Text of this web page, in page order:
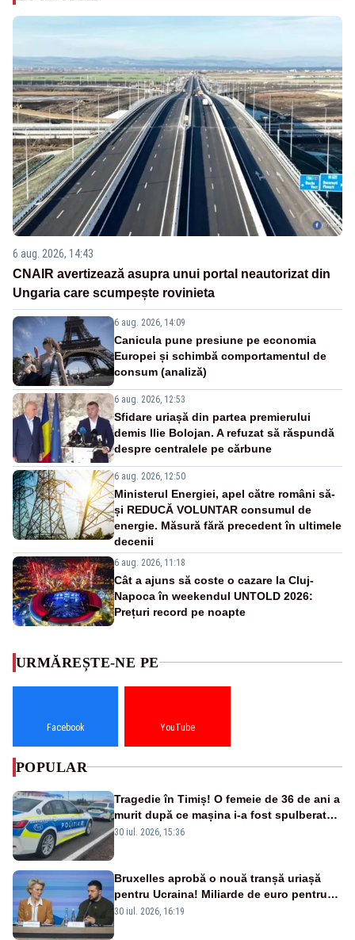
6 aug. 2026, 14:43
CNAIR avertizează asupra unui portal neautorizat din
Ungaria care scumpește rovinieta
6 aug. 2026, 14:09
Canicula pune presiune pe economia
Europei și schimbă comportamentul de
consum (analiză)
6 aug. 2026, 12:53
Sfidare uriașă din partea premierului
demis Ilie Bolojan. A refuzat să răspundă
despre centralele pe cărbune
6 aug. 2026, 12:50
Ministerul Energiei, apel către români să-
și REDUCĂ VOLUNTAR consumul de
energie. Măsură fără precedent în ultimele
decenii
6 aug. 2026, 11:18
Cât a ajuns să coste o cazare la Cluj-
Napoca în weekendul UNTOLD 2026:
Prețuri record pe noapte
URMĂREȘTE-NE PE
Facebook YouTube
POPULAR
Tragedie în Timiș! O femeie de 36 de ani a
murit după ce mașina i-a fost spulberată
de tren
30 iul. 2026, 15:36
Bruxelles aprobă o nouă tranșă uriașă
pentru Ucraina! Miliarde de euro pentru
armament și apărare
30 iul. 2026, 16:19